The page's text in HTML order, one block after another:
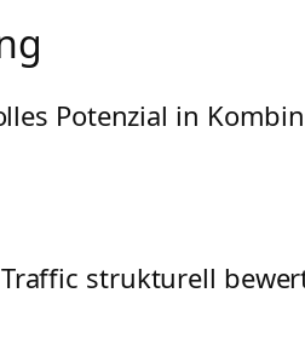
Potenzial in
strukturell